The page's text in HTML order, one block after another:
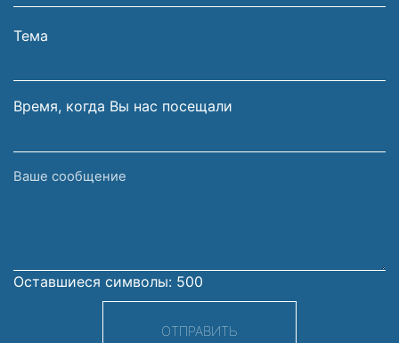
фамилия
Вашей
электронной
Тема
Время, когда Вы нас посещали
Ваше
Оставшиеся символы: 500
ОТПРАВИТЬ